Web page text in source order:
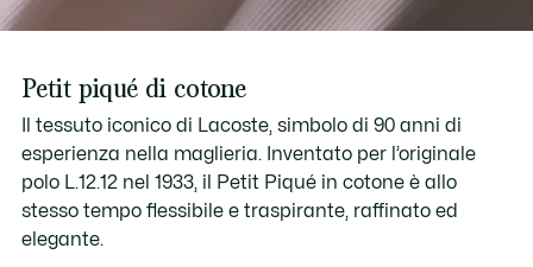
Petit piqué di cotone
Il tessuto iconico di Lacoste, simbolo di 90 anni di
esperienza nella maglieria. Inventato per l’originale
polo L.12.12 nel 1933, il Petit Piqué in cotone è allo
stesso tempo flessibile e traspirante, raffinato ed
elegante.